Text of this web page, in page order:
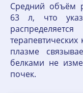
Средний объём
63 л, что
плазме
белками не
почек.